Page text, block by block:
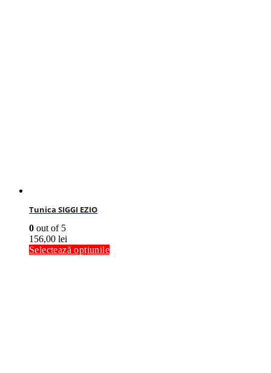
Tunica SIGGI EZIO
0 out of 5
156,00 lei
Selectează opțiunile